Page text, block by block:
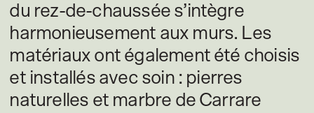
du rez-de-chaussée s’intègre
harmonieusement aux murs. Les
matériaux ont également été choisis
et installés avec soin : pierres
naturelles et marbre de Carrare